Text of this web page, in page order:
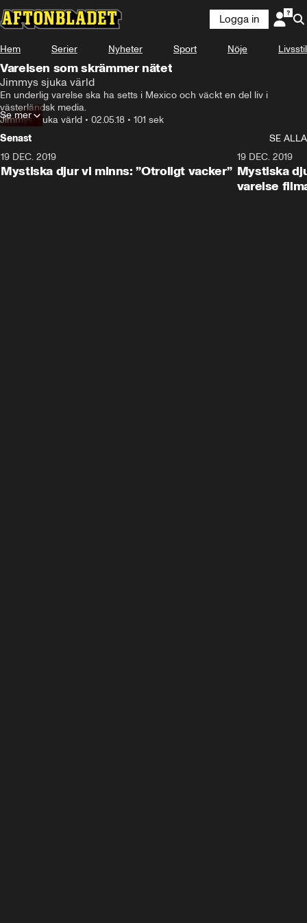
Logga in
Hem Serier Nyheter Sport Nöje Livsstil
Varelsen som skrämmer nätet
Jimmys sjuka värld
En underlig varelse ska ha setts i Mexico och väckt en del liv i
västerländsk media.
Jimmys sjuka värld • 02.05.18 • 101 sek
Se mer
Senast
SE ALLA
19 DEC. 2019
Mystiska djur vi minns: ”Otroligt vacker”
19 DEC. 2019
Mystiska
varelse